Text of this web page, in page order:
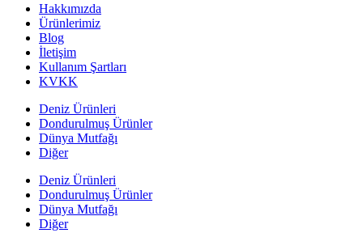
Hakkımızda
Ürünlerimiz
Blog
İletişim
Kullanım Şartları
KVKK
Deniz Ürünleri
Dondurulmuş Ürünler
Dünya Mutfağı
Diğer
Deniz Ürünleri
Dondurulmuş Ürünler
Dünya Mutfağı
Diğer